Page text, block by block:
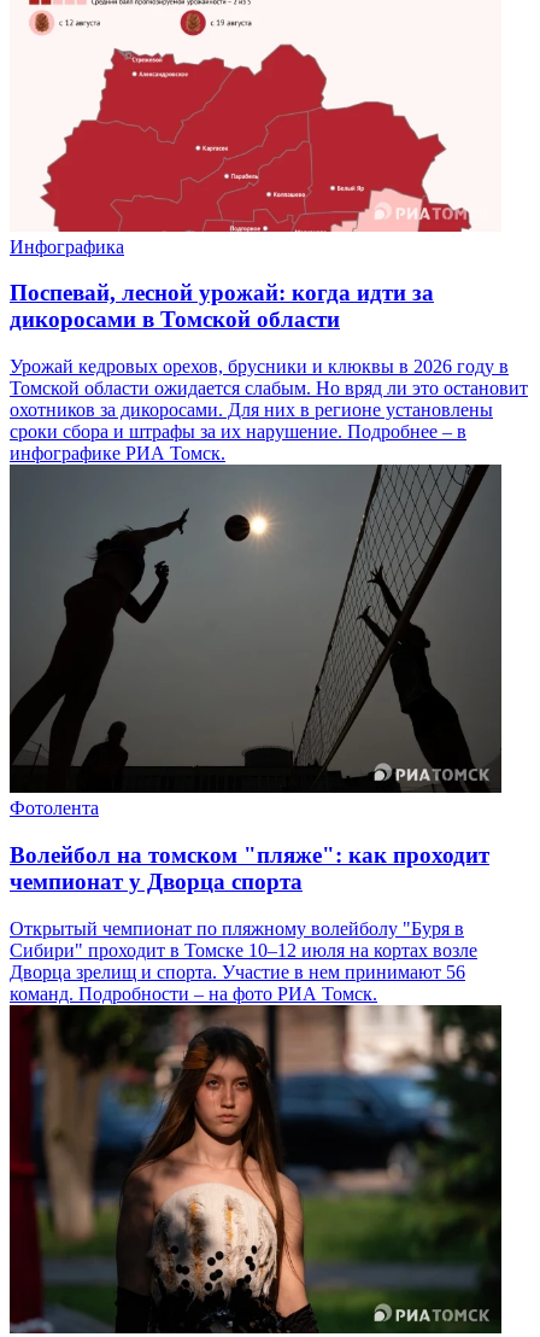
Инфографика
Поспевай, лесной урожай: когда идти за
дикоросами в Томской области
Урожай кедровых орехов, брусники и клюквы в 2026 году в
Томской области ожидается слабым. Но вряд ли это остановит
охотников за дикоросами. Для них в регионе установлены
сроки сбора и штрафы за их нарушение. Подробнее – в
инфографике РИА Томск.
Фотолента
Волейбол на томском "пляже": как проходит
чемпионат у Дворца спорта
Открытый чемпионат по пляжному волейболу "Буря в
Сибири" проходит в Томске 10–12 июля на кортах возле
Дворца зрелищ и спорта. Участие в нем принимают 56
команд. Подробности – на фото РИА Томск.